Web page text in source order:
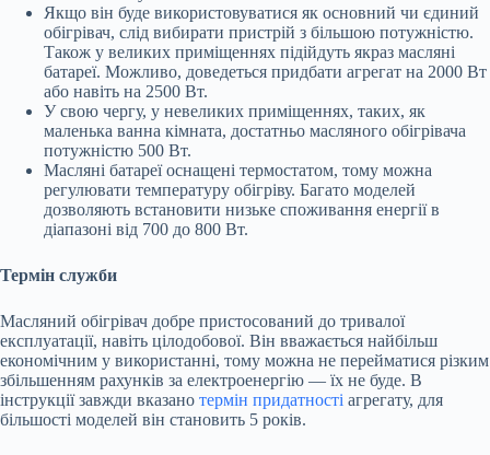
Якщо він буде використовуватися як основний чи єдиний
обігрівач, слід вибирати пристрій з більшою потужністю.
Також у великих приміщеннях підійдуть якраз масляні
батареї. Можливо, доведеться придбати агрегат на 2000 Вт
або навіть на 2500 Вт.
У свою чергу, у невеликих приміщеннях, таких, як
маленька ванна кімната, достатньо масляного обігрівача
потужністю 500 Вт.
Масляні батареї оснащені термостатом, тому можна
регулювати температуру обігріву. Багато моделей
дозволяють встановити низьке споживання енергії в
діапазоні від 700 до 800 Вт.
Термін служби
Масляний обігрівач добре пристосований до тривалої
експлуатації, навіть цілодобової. Він вважається найбільш
економічним у використанні, тому можна не перейматися різким
збільшенням рахунків за електроенергію — їх не буде. В
інструкції завжди вказано термін придатності агрегату, для
більшості моделей він становить 5 років.